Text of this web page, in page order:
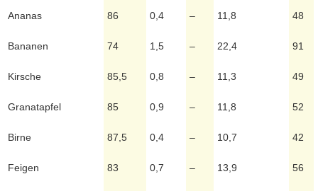
Ananas 86 0,4 – 11,8 48
Bananen 74 1,5 – 22,4 91
Kirsche 85,5 0,8 – 11,3 49
Granatapfel 85 0,9 – 11,8 52
Birne 87,5 0,4 – 10,7 42
Feigen 83 0,7 – 13,9 56